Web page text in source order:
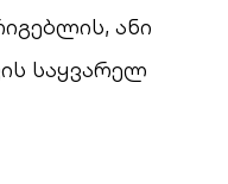
ანი
საყვარელ